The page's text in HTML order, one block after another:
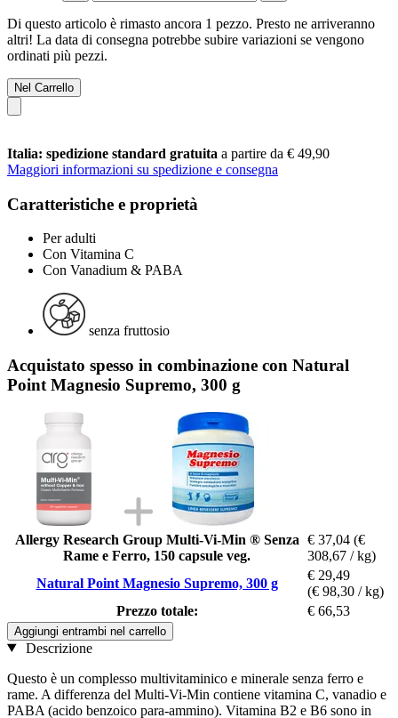
Di questo articolo è rimasto ancora 1 pezzo. Presto ne arriveranno
altri! La data di consegna potrebbe subire variazioni se vengono
ordinati più pezzi.
Nel Carrello
Italia: spedizione standard gratuita a partire da € 49,90
Maggiori informazioni su spedizione e consegna
Caratteristiche e proprietà
Per adulti
Con Vitamina C
Con Vanadium & PABA
senza fruttosio
Acquistato spesso in combinazione con Natural
Point Magnesio Supremo, 300 g
Allergy Research Group Multi-Vi-Min ® Senza
Rame e Ferro, 150 capsule veg.
€ 37,04 (€
308,67 / kg)
Natural Point Magnesio Supremo, 300 g
€ 29,49
(€ 98,30 / kg)
Prezzo totale:
€ 66,53
Aggiungi entrambi nel carrello
Descrizione
Questo è un complesso multivitaminico e minerale senza ferro e
rame. A differenza del Multi-Vi-Min contiene vitamina C, vanadio e
PABA (acido benzoico para-ammino). Vitamina B2 e B6 sono in